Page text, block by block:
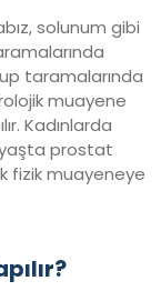
solunum gibi
taramalarında
muayene
Kadınlarda
prostat
fizik muayeneye